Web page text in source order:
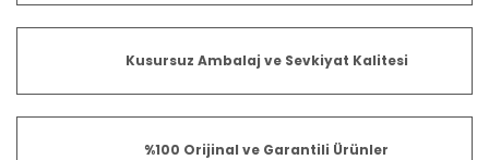
Kusursuz Ambalaj ve Sevkiyat Kalitesi
%100 Orijinal ve Garantili Ürünler